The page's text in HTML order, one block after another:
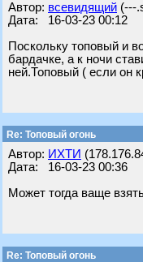
Автор: всевидящий (---
Дата: 16-03-23 00:12
Поскольку топовый и
бардачке, а к ночи
ней.Топовый ( если он
Re: Топовый огонь
Автор: ИХТИ
Дата: 16-03-23 00:36
Может тогда ваще
Re: Топовый огонь